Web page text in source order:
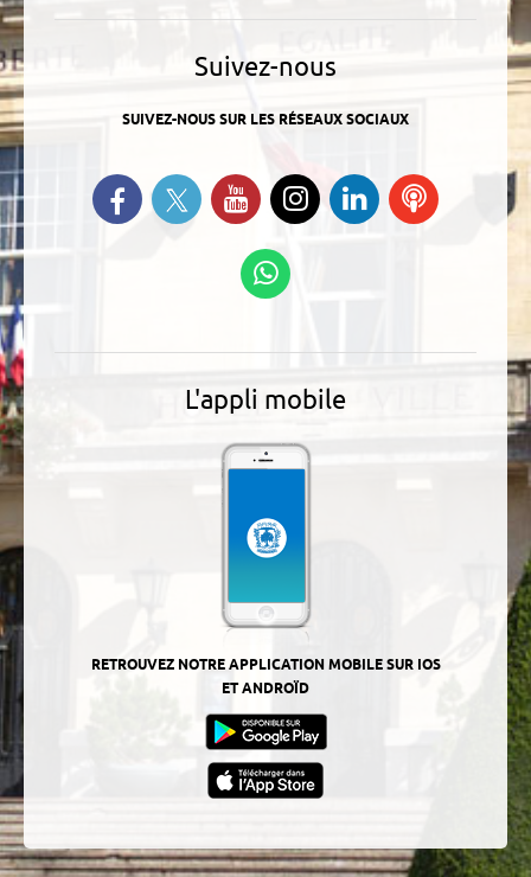
Suivez-nous
SUIVEZ-NOUS SUR LES RÉSEAUX SOCIAUX
Retrouvez-nous sur Facebook
Suivez-nous sur Twitter
Suivez-nous sur YouTube
Suivez-nous sur
Instagram
Retrouvez-
nous sur
Ecoutez
L'appli mobile
RETROUVEZ NOTRE APPLICATION MOBILE SUR IOS
ET ANDROÏD